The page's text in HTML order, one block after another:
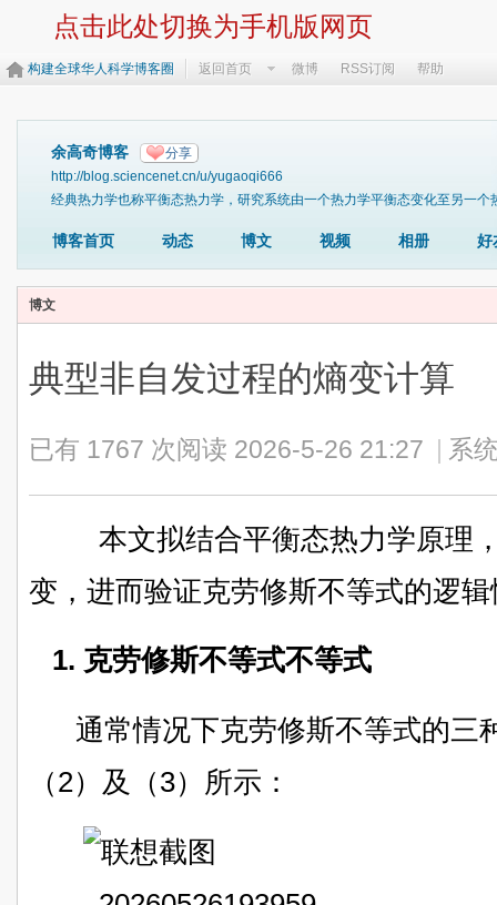
点击此处切换为手机版网页
构建全球华人科学博客圈 返回首页 微博 RSS订阅 帮助
余高奇博客 分享
http://blog.sciencenet.cn/u/yugaoqi666
经典热力学也称平衡态热力学，研究系统由一个热力学平衡态变化至另一
博客首页 动态 博文 视频 相册 好
博文
典型非自发过程的熵变计算
已有 1767 次阅读 2026-5-26 21:27 系
本文拟结合平衡态热力学原理
变，进而验证克劳修斯不等式的逻
1. 克劳修斯不等式不等式
通常情况下克劳修斯不等式的三
（2）及（3）所示：